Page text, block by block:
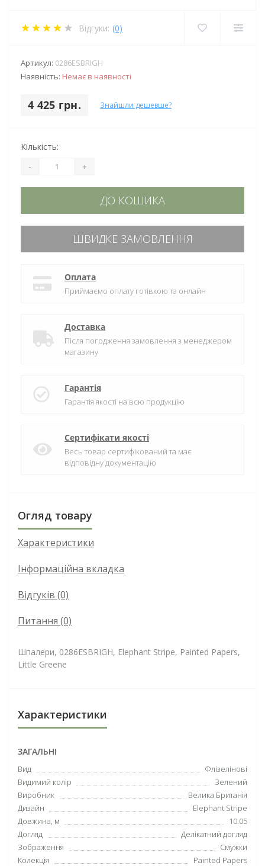
Відгуки: (0)
Артикул: 0286ESBRIGH
Наявність: Немає в наявності
4 425 грн. Знайшли дешевше?
Кількість:
- +
ДО КОШИКА
ШВИДКЕ ЗАМОВЛЕННЯ
Оплата
Приймаємо оплату готівкою та онлайн
Доставка
Після погодження замовлення з менеджером
магазину
Гарантія
Гарантія якості на всю продукцію
Сертифікати якості
Весь товар сертифікований та має
відповідну документацію
Огляд товару
Характеристики
Інформаційна вкладка
Відгуків (0)
Питання (0)
Шпалери, 0286ESBRIGH, Elephant Stripe, Painted Papers,
Little Greene
Характеристики
ЗАГАЛЬНІ
Вид
Флізелінові
Видимий колір
Зелений
Виробник
Велика Британія
Дизайн
Elephant Stripe
Довжина, м
10.05
Догляд
Делікатний догляд
Зображення
Смужки
Колекція
Painted Papers